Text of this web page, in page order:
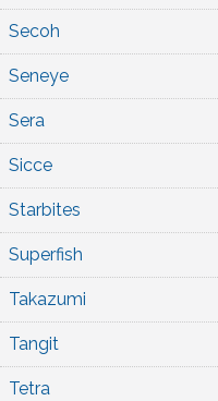
Secoh
Seneye
Sera
Sicce
Starbites
Superfish
Takazumi
Tangit
Tetra